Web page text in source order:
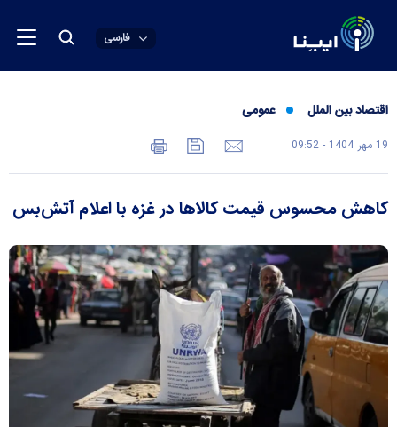
فارسی
اقتصاد بین الملل عمومی
19 مهر 1404 - 09:52
کاهش محسوس قیمت کالا‌ها در غزه با اعلام آتش‌بس